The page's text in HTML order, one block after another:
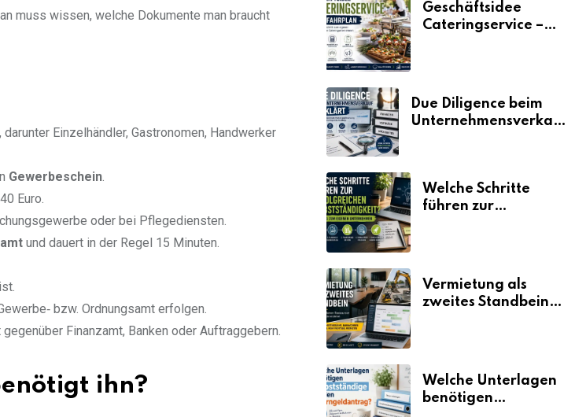
muss wissen, welche Dokumente man braucht
Einzelhändler, Gastronomen, Handwerker
Gewerbeschein.
Euro.
oder bei Pflegediensten.
und dauert in der Regel 15 Minuten.
bzw. Ordnungsamt erfolgen.
Finanzamt, Banken oder Auftraggebern.
ihn?
Geschäftsidee
Cateringservice –
Due Diligence beim
Unternehmensverkauf
Welche Schritte
führen zur
Vermietung als
zweites Standbein:
Umsätze machen
Welche Unterlagen
benötigen